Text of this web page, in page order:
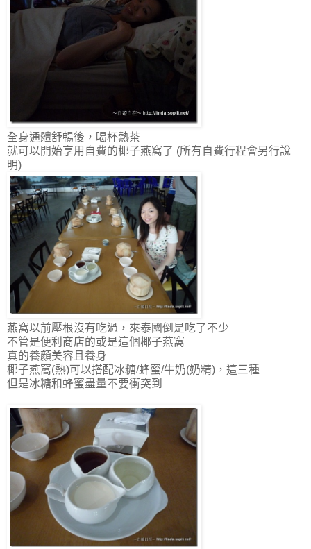
全身通體舒暢後，喝杯熱茶
就可以開始享用自費的椰子燕窩了 (所有自費行程會另行說
明)
燕窩以前壓根沒有吃過，來泰國倒是吃了不少
不管是便利商店的或是這個椰子燕窩
真的養顏美容且養身
椰子燕窩(熱)可以搭配冰糖/蜂蜜/牛奶(奶精)，這三種
但是冰糖和蜂蜜盡量不要衝突到